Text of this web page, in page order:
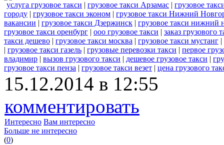
услуга грузовое такси | грузовое такси Арзамас | грузовое
городу | грузовое такси эконом | грузовое такси Нижний
вакансии | грузовое такси Дзержинск | грузовое такси нижний
грузовое такси оренбург | ооо грузовое такси | заказ грузового
такси дешево | грузовое такси москва | грузовое такси мустанг |
| грузовое такси газель | грузовые перевозки такси | первое
владимир | вызов грузового такси | дешевое грузовое такси |
грузовое такси пенза | грузовое такси везет | цена грузового
15.12.2014 в 12:55
комментировать
Интересно Вам интересно
Больше не интересно
(0)